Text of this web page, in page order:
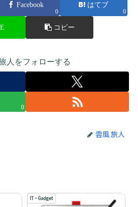
Facebook
0
はてブ
0
コピー
人をフォローする
0
雲風 旅人
IT・Gadget